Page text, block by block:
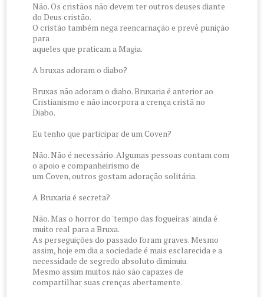
Não. Os cristãos não devem ter outros deuses diante
do Deus cristão.
O cristão também nega reencarnação e prevê punição
para
aqueles que praticam a Magia.
A bruxas adoram o diabo?
Bruxas não adoram o diabo. Bruxaria é anterior ao
Cristianismo e não incorpora a crença cristã no
Diabo.
Eu tenho que participar de um Coven?
Não. Não é necessário. Algumas pessoas contam com
o apoio e companheirismo de
um Coven, outros gostam adoração solitária.
A Bruxaria é secreta?
Não. Mas o horror do 'tempo das fogueiras' ainda é
muito real para a Bruxa.
As perseguições do passado foram graves. Mesmo
assim, hoje em dia a sociedade é mais esclarecida e a
necessidade de segredo absoluto diminuiu.
Mesmo assim muitos não são capazes de
compartilhar suas crenças abertamente.